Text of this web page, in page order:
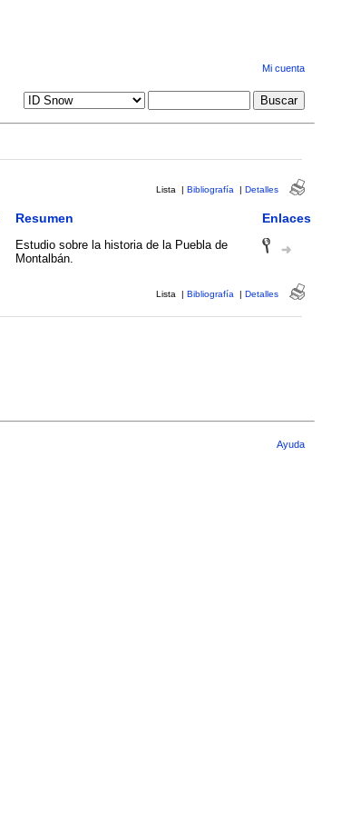
Mi cuenta
Lista | Bibliografía | Detalles
Resumen Enlaces
Estudio sobre la historia de la Puebla de
Montalbán.
Lista | Bibliografía | Detalles
Ayuda